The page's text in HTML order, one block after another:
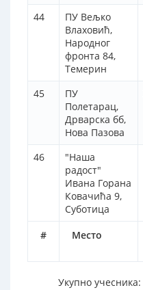
# Место
44
ПУ Вељко
Влаховић,
Народног
фронта 84,
Темерин
45
ПУ
Полетарац,
Дрварска бб,
Нова Пазова
46
"Наша
радост"
Ивана Горана
Ковачића 9,
Суботица
Укупно учесника: